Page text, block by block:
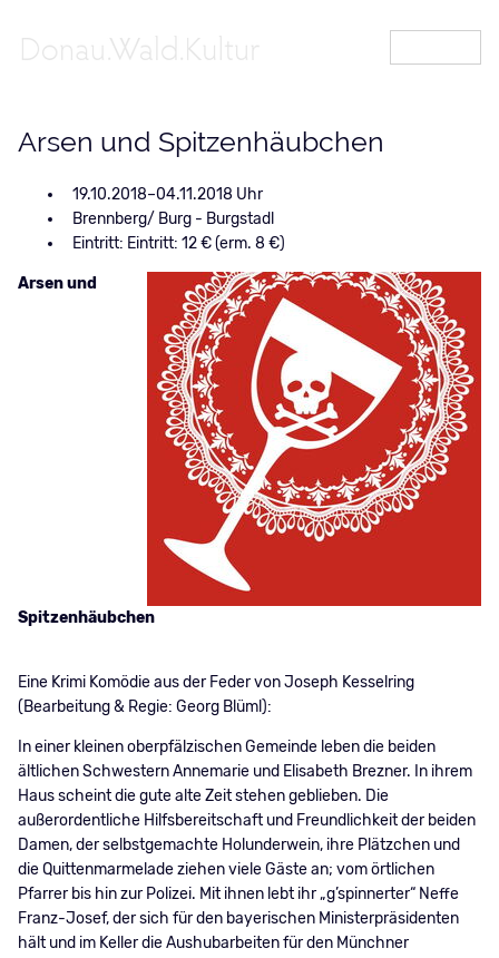
Arsen und Spitzenhäubchen
19.10.2018–04.11.2018
Brennberg/ Burg - Burgstadl
Eintritt: Eintritt: 12 € (erm. 8 €)
Arsen und
Spitzenhäubchen
Eine Krimi Komödie aus der Feder von Joseph Kesselring
(Bearbeitung & Regie: Georg Blüml):
In einer kleinen oberpfälzischen Gemeinde leben die beiden
ältlichen Schwestern Annemarie und Elisabeth Brezner. In ihrem
Haus scheint die gute alte Zeit stehen geblieben. Die
außerordentliche Hilfsbereitschaft und Freundlichkeit der beiden
Damen, der selbstgemachte Holunderwein, ihre Plätzchen und
die Quittenmarmelade ziehen viele Gäste an; vom örtlichen
Pfarrer bis hin zur Polizei. Mit ihnen lebt ihr „g’spinnerter“ Neffe
Franz-Josef, der sich für den bayerischen Ministerpräsidenten
hält und im Keller die Aushubarbeiten für den Münchner